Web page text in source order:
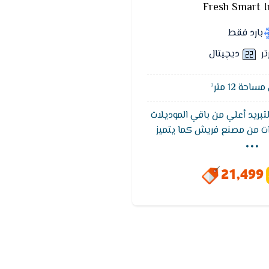
Fresh Smart
بارد فقط
ديچيتال
12 متر²
أعلي من باقي الموديلات
بضمان 5 سنوات من مصنع فريش كما يتميز
لدرجة الحراره المطلوبه
والاساليب المتطوره كما
...
21,499